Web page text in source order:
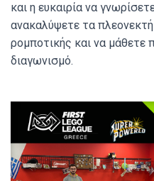
και η ευκαιρία να
ανακαλύψετε τα
ρομποτικής και να μάθετε
διαγωνισμό.